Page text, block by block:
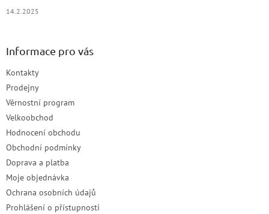
14.2.2025
Informace pro vás
Kontakty
Prodejny
Věrnostní program
Velkoobchod
Hodnocení obchodu
Obchodní podmínky
Doprava a platba
Moje objednávka
Ochrana osobních údajů
Prohlášení o přístupnosti